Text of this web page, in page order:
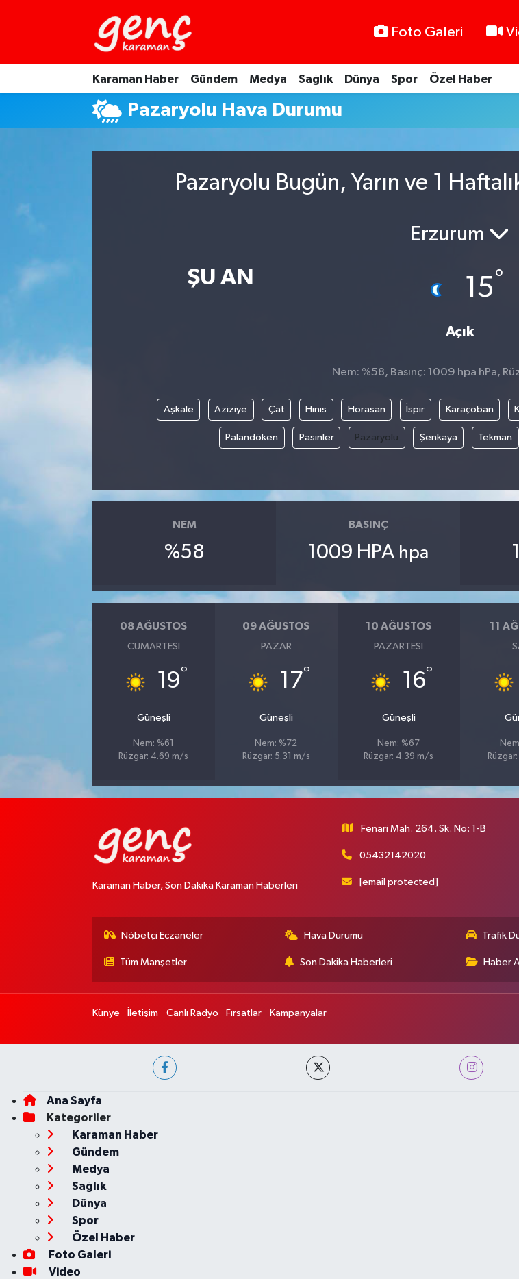
Foto Galeri
Karaman Haber Gündem Medya Sağlık Dünya Spor Özel Haber
Pazaryolu Hava Durumu
Pazaryolu Bugün, Yarın ve 1
ŞU AN
Erzurum
15°
Açık
Nem: %58, Basınç: 1009 hpa hPa,
Aşkale Aziziye Çat Hınıs Horasan İspir Karaçoban
Palandöken Pasinler Pazaryolu Şenkaya Tekman
NEM
%58
BASINÇ
1009 HPA hpa
08 AĞUSTOS
CUMARTESI
19°
Güneşli
Nem: %61
Rüzgar: 4.69 m/s
09 AĞUSTOS
PAZAR
17°
Güneşli
Nem: %72
Rüzgar: 5.31 m/s
10 AĞUSTOS
PAZARTESI
16°
Güneşli
Nem: %67
Rüzgar: 4.39 m/s
11
Karaman Haber, Son Dakika Karaman Haberleri
Fenari Mah. 264. Sk. No: 1-B
05432142020
[email protected]
Nöbetçi Eczaneler Hava Durumu Trafik
Tüm Manşetler Son Dakika Haberleri Haber
Künye İletişim Canlı Radyo Fırsatlar Kampanyalar
Ana Sayfa
Kategoriler
Karaman Haber
Gündem
Medya
Sağlık
Dünya
Spor
Özel Haber
Foto Galeri
Video